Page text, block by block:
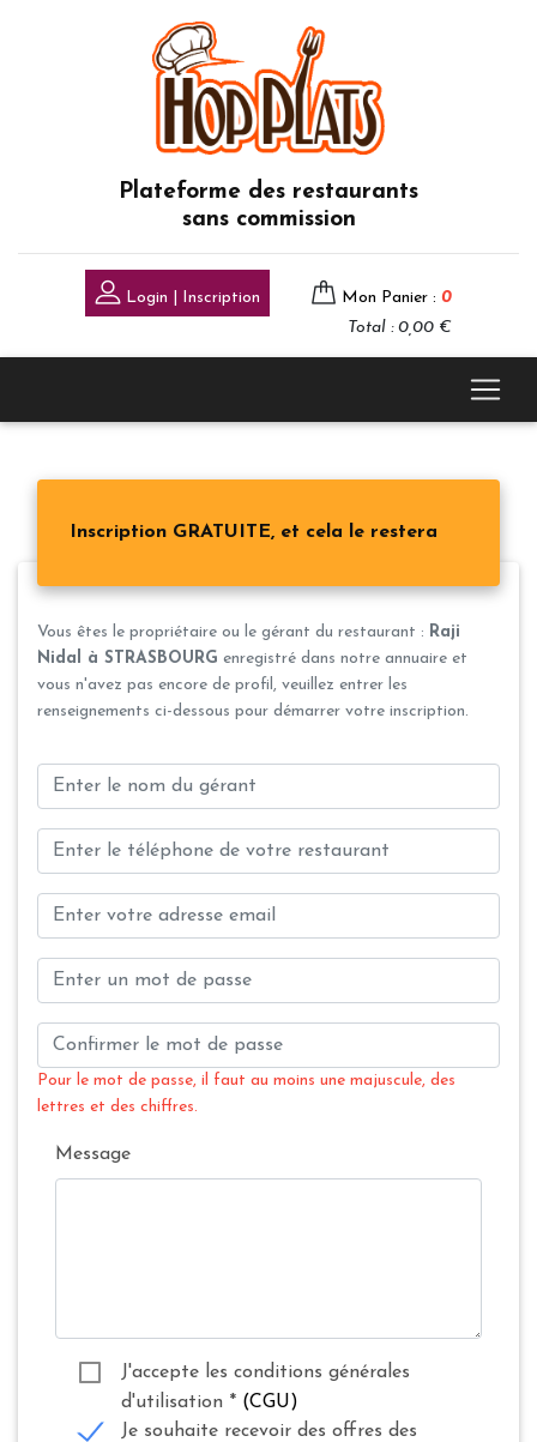
Plateforme des restaurants
sans commission
Login | Inscription Mon Panier : 0
Total : 0,00 €
Inscription GRATUITE, et cela le restera
Vous êtes le propriétaire ou le gérant du restaurant : Raji
Nidal à STRASBOURG enregistré dans notre annuaire et
vous n'avez pas encore de profil, veuillez entrer les
renseignements ci-dessous pour démarrer votre inscription.
Pour le mot de passe, il faut au moins une majuscule, des
lettres et des chiffres.
Message
J'accepte les conditions générales
d'utilisation * (CGU)
Je souhaite recevoir des offres des